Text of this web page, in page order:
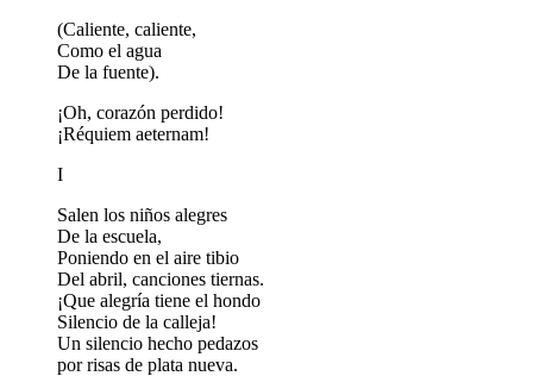
(Caliente, caliente,
Como el agua
De la fuente).
¡Oh, corazón perdido!
¡Réquiem aeternam!
I
Salen los niños alegres
De la escuela,
Poniendo en el aire tibio
Del abril, canciones tiernas.
¡Que alegría tiene el hondo
Silencio de la calleja!
Un silencio hecho pedazos
por risas de plata nueva.